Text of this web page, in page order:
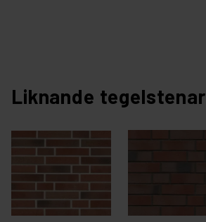
Liknande tegelstenar